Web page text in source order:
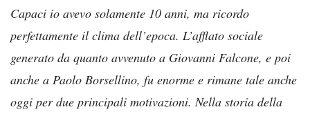
Capaci io avevo solamente 10 anni, ma ricordo
perfettamente il clima dell’epoca. L’afflato sociale
generato da quanto avvenuto a Giovanni Falcone, e poi
anche a Paolo Borsellino, fu enorme e rimane tale anche
oggi per due principali motivazioni. Nella storia della